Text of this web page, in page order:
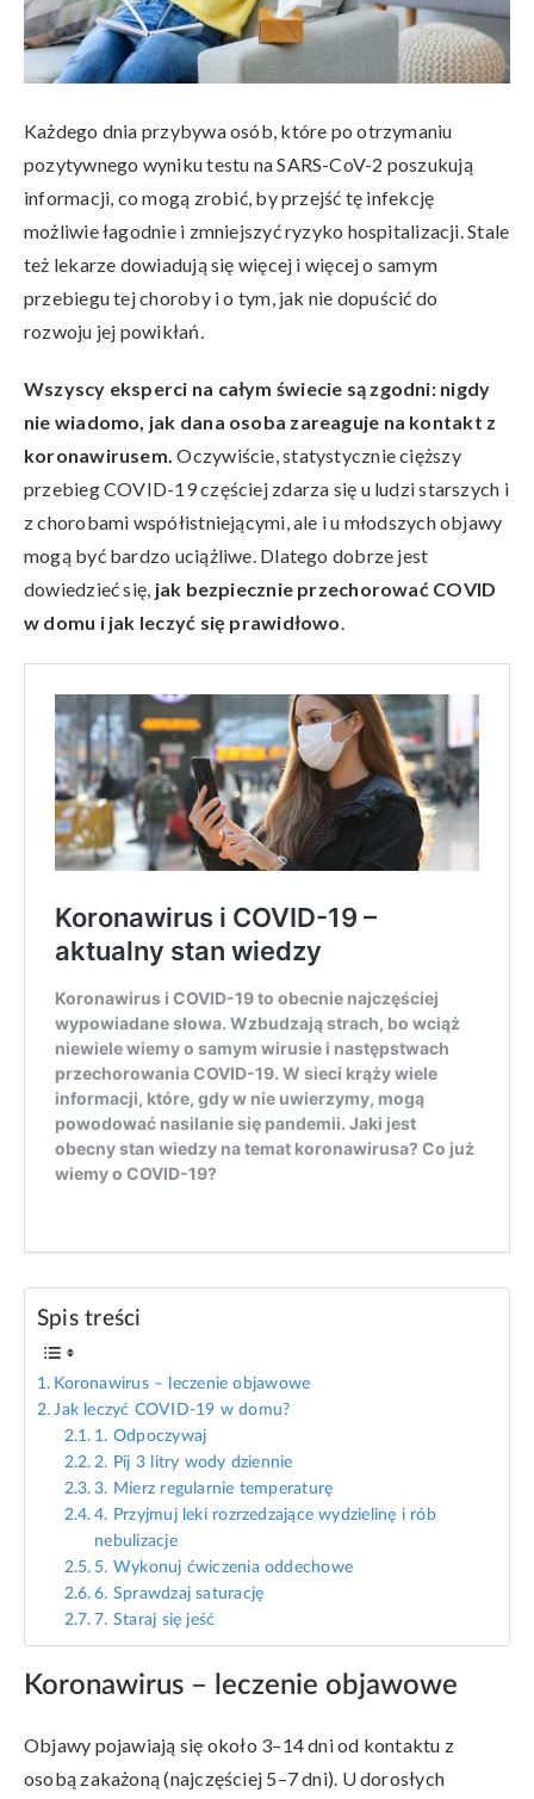
Każdego dnia przybywa osób, które po otrzymaniu
pozytywnego wyniku testu na SARS-CoV-2 poszukują
informacji, co mogą zrobić, by przejść tę infekcję
możliwie łagodnie i zmniejszyć ryzyko hospitalizacji. Stale
też lekarze dowiadują się więcej i więcej o samym
przebiegu tej choroby i o tym, jak nie dopuścić do
rozwoju jej powikłań.
Wszyscy eksperci na całym świecie są zgodni: nigdy
nie wiadomo, jak dana osoba zareaguje na kontakt z
koronawirusem. Oczywiście, statystycznie cięższy
przebieg COVID-19 częściej zdarza się u ludzi starszych i
z chorobami współistniejącymi, ale i u młodszych objawy
mogą być bardzo uciążliwe. Dlatego dobrze jest
dowiedzieć się, jak bezpiecznie przechorować COVID
w domu i jak leczyć się prawidłowo.
Spis treści
Koronawirus – leczenie objawowe
Jak leczyć COVID-19 w domu?
1. Odpoczywaj
2. Pij 3 litry wody dziennie
3. Mierz regularnie temperaturę
4. Przyjmuj leki rozrzedzające wydzielinę i rób
nebulizacje
5. Wykonuj ćwiczenia oddechowe
6. Sprawdzaj saturację
7. Staraj się jeść
Koronawirus – leczenie objawowe
Objawy pojawiają się około 3–14 dni od kontaktu z
osobą zakażoną (najczęściej 5–7 dni). U dorosłych